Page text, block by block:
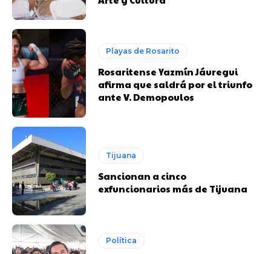
Playas de Rosarito
Rosaritense Yazmín Jáuregui
afirma que saldrá por el triunfo
ante V. Demopoulos
Tijuana
Sancionan a cinco
exfuncionarios más de Tijuana
Política